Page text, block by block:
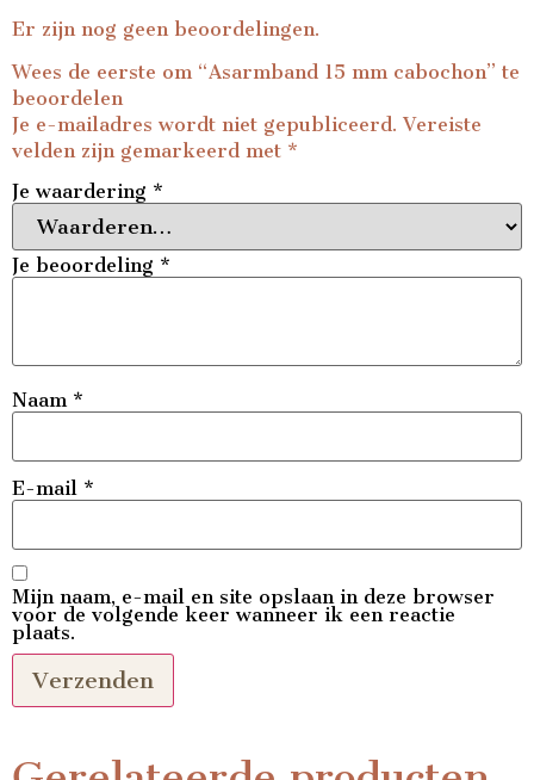
Er zijn nog geen beoordelingen.
Wees de eerste om “Asarmband 15 mm cabochon” te
beoordelen
Je e-mailadres wordt niet gepubliceerd. Vereiste
velden zijn gemarkeerd met *
Je waardering *
Je beoordeling *
Naam *
E-mail *
Mijn naam, e-mail en site opslaan in deze browser
voor de volgende keer wanneer ik een reactie
plaats.